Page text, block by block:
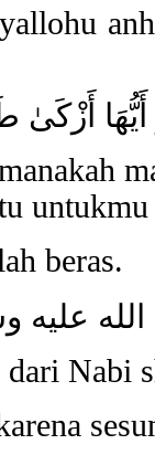
beras.
Nabi